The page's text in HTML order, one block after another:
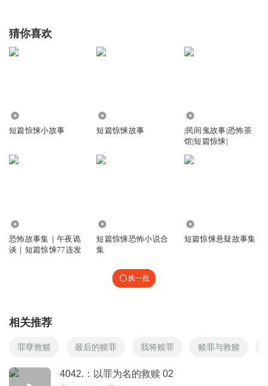
猜你喜欢
短篇惊悚小故事 短篇惊悚故事
|民间鬼故事|恐怖茶
馆|短篇惊悚|
恐怖故事集｜午夜诡
谈｜短篇惊悚77连发
短篇惊悚恐怖小说合
集
短篇惊悚悬疑故事集
换一批
相关推荐
罪孽救赎 最后的赎罪 我将赎罪 赎罪与救赎
4042.：以罪为名的救赎 02